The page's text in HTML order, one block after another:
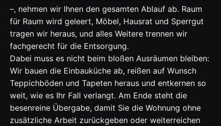
–, nehmen wir Ihnen den gesamten Ablauf ab. Raum
für Raum wird geleert, Möbel, Hausrat und Sperrgut
tragen wir heraus, und alles Weitere trennen wir
fachgerecht für die Entsorgung.
Dabei muss es nicht beim bloßen Ausräumen bleiben:
Wir bauen die Einbauküche ab, reißen auf Wunsch
Teppichböden und Tapeten heraus und entkernen so
weit, wie es Ihr Fall verlangt. Am Ende steht die
besenreine Übergabe, damit Sie die Wohnung ohne
zusätzliche Arbeit zurückgeben oder weiterreichen